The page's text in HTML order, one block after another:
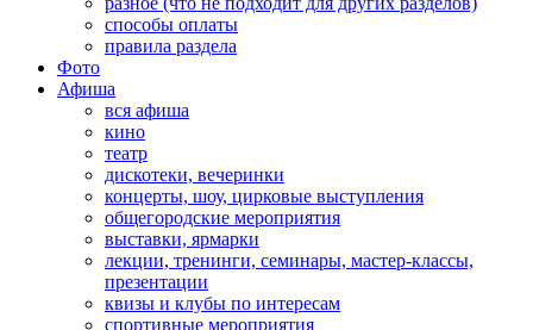
способы оплаты
правила раздела
Фото
Афиша
вся афиша
кино
театр
дискотеки, вечеринки
концерты, шоу, цирковые выступления
общегородские мероприятия
выставки, ярмарки
лекции, тренинги, семинары, мастер-классы,
презентации
квизы и клубы по интересам
спортивные мероприятия